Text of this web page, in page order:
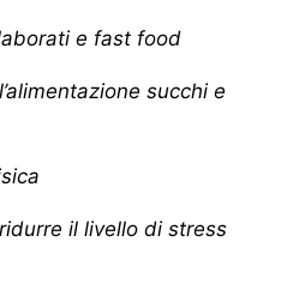
e fast food
succhi e
il livello di stress